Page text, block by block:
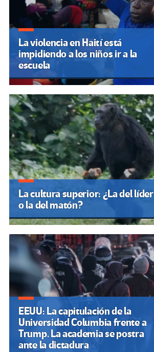
La violencia en Haití está
impidiendo a los niños ir a la
escuela
La cultura superior: ¿La del líder
o la del matón?
EEUU: La capitulación de la
Universidad Columbia frente a
Trump. La academia se postra
ante la dictadura